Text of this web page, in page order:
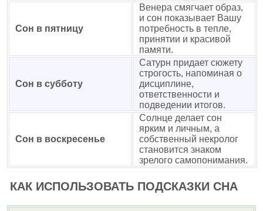
Сон в пятницу
Венера смягчает образ,
и сон показывает Вашу
потребность в тепле,
принятии и красивой
памяти.
Сон в субботу
Сатурн придает сюжету
строгость, напоминая о
дисциплине,
ответственности и
подведении итогов.
Сон в воскресенье
Солнце делает сон
ярким и личным, а
собственный некролог
становится знаком
зрелого самопонимания.
КАК ИСПОЛЬЗОВАТЬ ПОДСКАЗКИ СНА